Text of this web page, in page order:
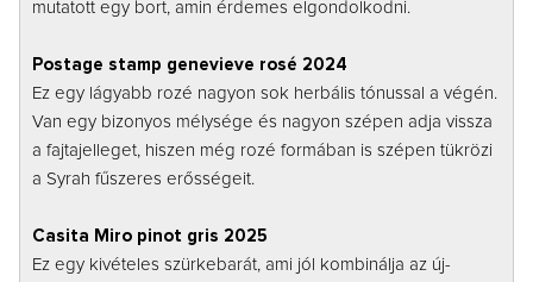
mutatott egy bort, amin érdemes elgondolkodni.
Postage stamp genevieve rosé 2024
Ez egy lágyabb rozé nagyon sok herbális tónussal a végén.
Van egy bizonyos mélysége és nagyon szépen adja vissza
a fajtajelleget, hiszen még rozé formában is szépen tükrözi
a Syrah fűszeres erősségeit.
Casita Miro pinot gris 2025
Ez egy kivételes szürkebarát, ami jól kombinálja az új-